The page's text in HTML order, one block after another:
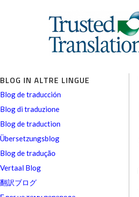
BLOG IN ALTRE LINGUE
Blog de traducción
Blog di traduzione
Blog de traduction
Übersetzungsblog
Blog de tradução
Vertaal Blog
翻訳ブログ